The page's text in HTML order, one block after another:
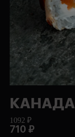
КАНАДА
1092 ₽
710 ₽